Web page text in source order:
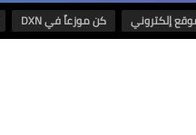
إلكتروني كن موزعاً في DXN